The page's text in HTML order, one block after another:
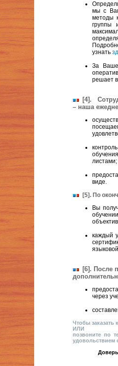
мы с
методы
группы
узнать
За
решает
[4].
– наша
листами;
виде.
[5]. По
Вы
каждый
[6]. После
через
Чтобы заказать
ИЛИ
позвоните по
удовольствием